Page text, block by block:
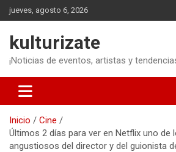
Saltar
al
jueves, agosto 6, 2026
kulturizate
¡Noticias de eventos, artistas y
Inicio
Cine
Últimos 2 días para ver en Netflix uno de
angustiosos del director y del guionista de